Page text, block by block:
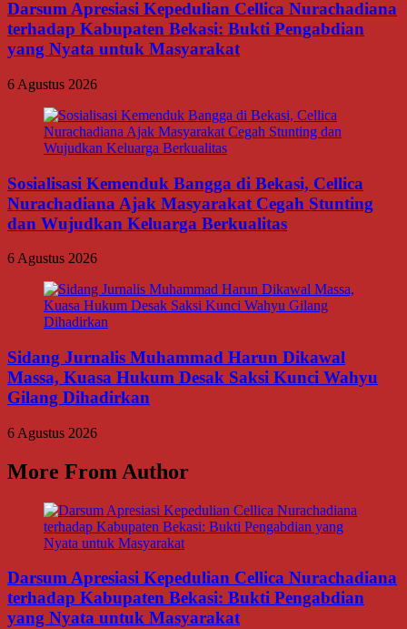
Darsum Apresiasi Kepedulian Cellica Nurachadiana
terhadap Kabupaten Bekasi: Bukti Pengabdian
yang Nyata untuk Masyarakat
6 Agustus 2026
Sosialisasi Kemenduk Bangga di Bekasi, Cellica
Nurachadiana Ajak Masyarakat Cegah Stunting
dan Wujudkan Keluarga Berkualitas
6 Agustus 2026
Sidang Jurnalis Muhammad Harun Dikawal
Massa, Kuasa Hukum Desak Saksi Kunci Wahyu
Gilang Dihadirkan
6 Agustus 2026
More From Author
Darsum Apresiasi Kepedulian Cellica Nurachadiana
terhadap Kabupaten Bekasi: Bukti Pengabdian
yang Nyata untuk Masyarakat